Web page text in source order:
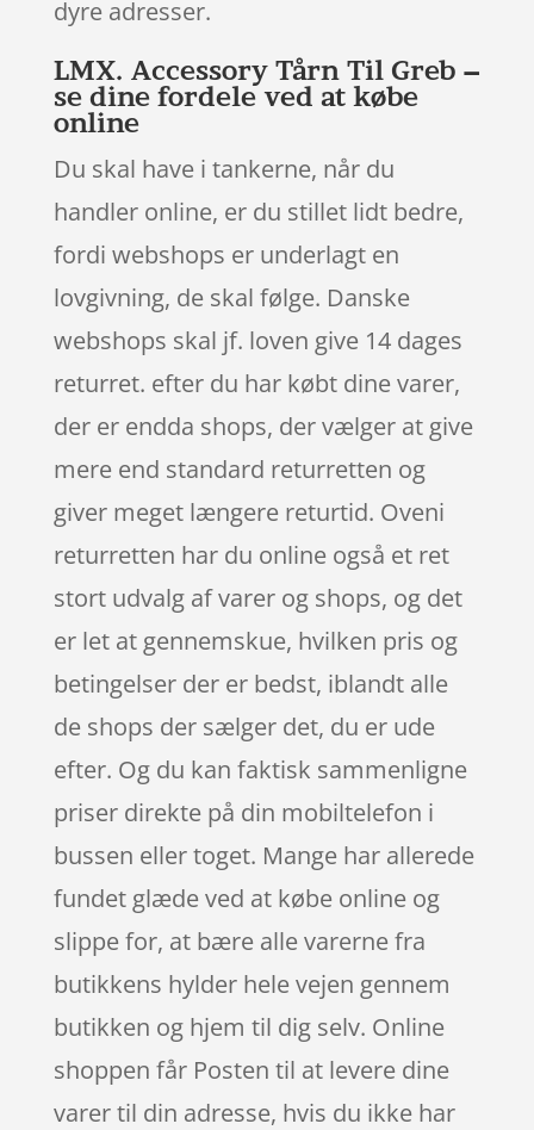
dyre adresser.
LMX. Accessory Tårn Til Greb –
se dine fordele ved at købe
online
Du skal have i tankerne, når du
handler online, er du stillet lidt bedre,
fordi webshops er underlagt en
lovgivning, de skal følge. Danske
webshops skal jf. loven give 14 dages
returret. efter du har købt dine varer,
der er endda shops, der vælger at give
mere end standard returretten og
giver meget længere returtid. Oveni
returretten har du online også et ret
stort udvalg af varer og shops, og det
er let at gennemskue, hvilken pris og
betingelser der er bedst, iblandt alle
de shops der sælger det, du er ude
efter. Og du kan faktisk sammenligne
priser direkte på din mobiltelefon i
bussen eller toget. Mange har allerede
fundet glæde ved at købe online og
slippe for, at bære alle varerne fra
butikkens hylder hele vejen gennem
butikken og hjem til dig selv. Online
shoppen får Posten til at levere dine
varer til din adresse, hvis du ikke har